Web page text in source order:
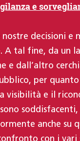
e
nostre decisioni e
A tal fine, da un
e dall’altro
per
visibilità e il
soddisfacenti,
anche su
con i vari